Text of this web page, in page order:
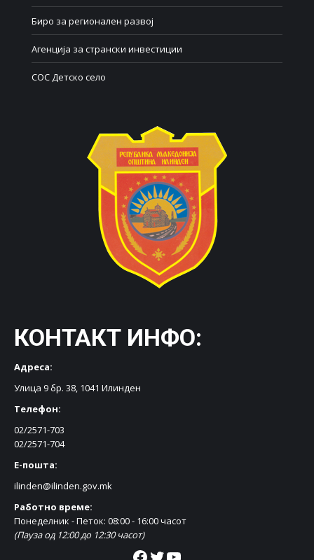
Биро за регионален развој
Агенција за странски инвестиции
СОС Детско село
КОНТАКТ ИНФО:
Адреса:
Улица 9 бр. 38, 1041 Илинден
Телефон:
02/2571-703
02/2571-704
Е-пошта:
ilinden@ilinden.gov.mk
Работно време:
Понеделник - Петок: 08:00 - 16:00 часот
(Пауза од 12:00 до 12:30 часот)